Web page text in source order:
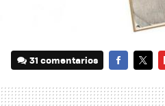
31 comentarios